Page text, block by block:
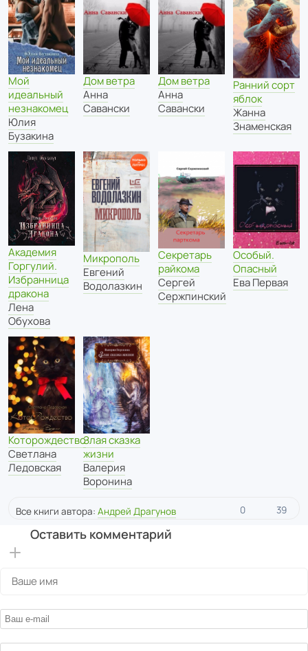
Мой
идеальный
незнакомец
Юлия
Бузакина
Дом ветра
Анна
Савански
Дом ветра
Анна
Савански
Ранний сорт
яблок
Жанна
Знаменская
Академия
Горгулий.
Избранница
дракона
Лена
Обухова
Микрополь
Евгений
Водолазкин
Секретарь
райкома
Сергей
Сержпинский
Особый.
Опасный
Ева Первая
Которождество
Светлана
Ледовская
Злая сказка
жизни
Валерия
Воронина
Все книги автора: Андрей Драгунов 0 39
Оставить комментарий